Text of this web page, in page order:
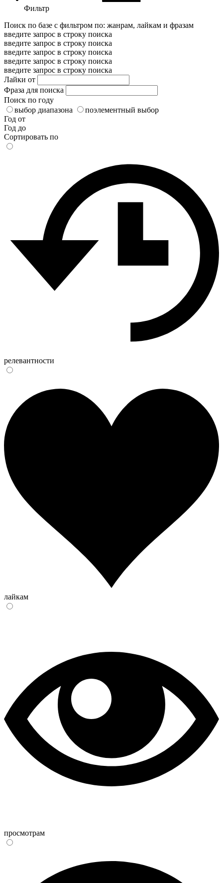
Фильтр
Поиск по базе с фильтром по: жанрам, лайкам и фразам
введите запрос в строку поиска
введите запрос в строку поиска
введите запрос в строку поиска
введите запрос в строку поиска
введите запрос в строку поиска
Лайки от
Фраза для поиска
Поиск по году
выбор диапазона
поэлементный выбор
Год от
Год до
Сортировать по
релевантности
лайкам
просмотрам